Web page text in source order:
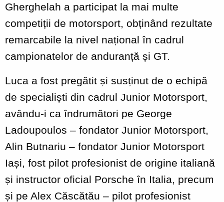
Gherghelah a participat la mai multe
competiții de motorsport, obținând rezultate
remarcabile la nivel național în cadrul
campionatelor de anduranță și GT.
Luca a fost pregătit și susținut de o echipă
de specialiști din cadrul Junior Motorsport,
avându-i ca îndrumători pe George
Ladoupoulos – fondator Junior Motorsport,
Alin Butnariu – fondator Junior Motorsport
Iași, fost pilot profesionist de origine italiană
și instructor oficial Porsche în Italia, precum
și pe Alex Căscătău – pilot profesionist